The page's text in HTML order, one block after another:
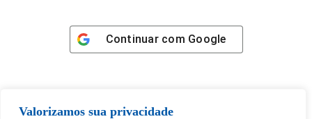
Valorizamos sua privacidade
Continuar com Google